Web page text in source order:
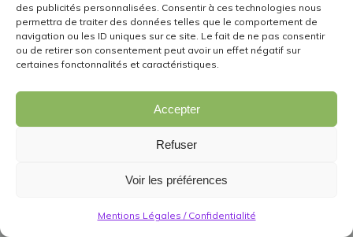
des publicités personnalisées. Consentir à ces technologies nous
permettra de traiter des données telles que le comportement de
navigation ou les ID uniques sur ce site. Le fait de ne pas consentir
ou de retirer son consentement peut avoir un effet négatif sur
certaines fonctonnalités et caractéristiques.
Accepter
Refuser
Voir les préférences
Mentions Légales / Confidentialité